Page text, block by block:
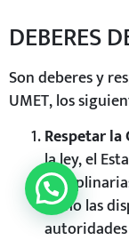
DEBERES
Son deberes y
UMET, los
Respetar
la ley, el
como las